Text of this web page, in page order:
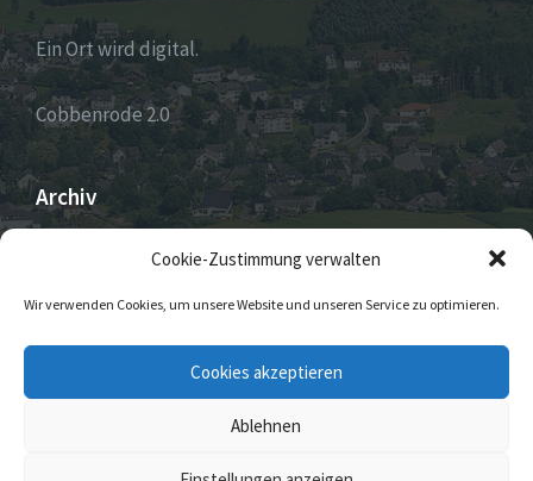
Cookie-Zustimmung verwalten
Wir verwenden Cookies, um unsere Website und unseren Service zu optimieren.
Cookies akzeptieren
Ablehnen
Ein Ort wird digital.
Cobbenrode 2.0
Archiv
Facebook Twitter Instagram